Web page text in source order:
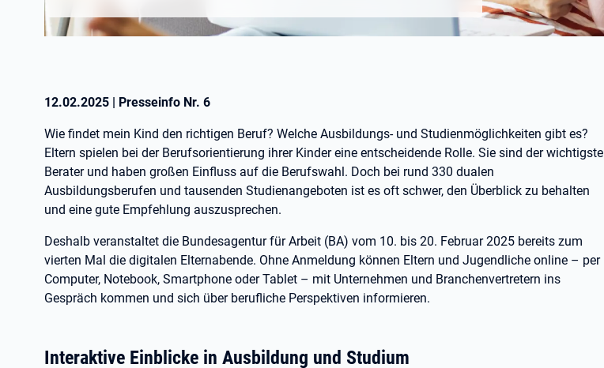
12.02.2025 | Presseinfo Nr. 6
Wie findet mein Kind den richtigen Beruf? Welche Ausbildungs- und Studienmöglichkeiten gibt es?
Eltern spielen bei der Berufsorientierung ihrer Kinder eine entscheidende Rolle. Sie sind der wichtigste
Berater und haben großen Einfluss auf die Berufswahl. Doch bei rund 330 dualen
Ausbildungsberufen und tausenden Studienangeboten ist es oft schwer, den Überblick zu behalten
und eine gute Empfehlung auszusprechen.
Deshalb veranstaltet die Bundesagentur für Arbeit (BA) vom 10. bis 20. Februar 2025 bereits zum
vierten Mal die digitalen Elternabende. Ohne Anmeldung können Eltern und Jugendliche online – per
Computer, Notebook, Smartphone oder Tablet – mit Unternehmen und Branchenvertretern ins
Gespräch kommen und sich über berufliche Perspektiven informieren.
Interaktive Einblicke in Ausbildung und Studium